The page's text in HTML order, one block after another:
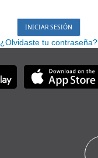
¿Olvidaste tu contraseña?